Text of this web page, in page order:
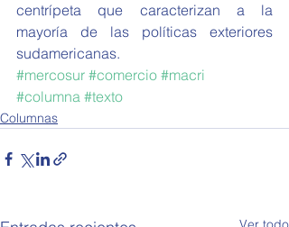
centrípeta que caracterizan a la
mayoría de las políticas exteriores
sudamericanas.
#mercosur #comercio #macri
#columna #texto
Columnas